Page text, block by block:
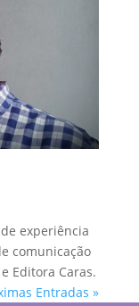
experiência
comunicação
Editora Caras.
Entradas »